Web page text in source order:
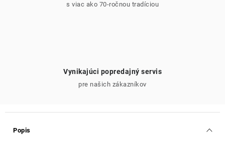
s viac ako 70-ročnou tradíciou
Vynikajúci popredajný servis
pre našich zákazníkov
Popis